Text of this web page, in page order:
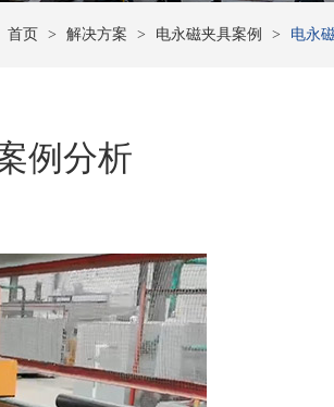
首页 > 解决方案 > 电永磁夹具案例 > 电永
例分析